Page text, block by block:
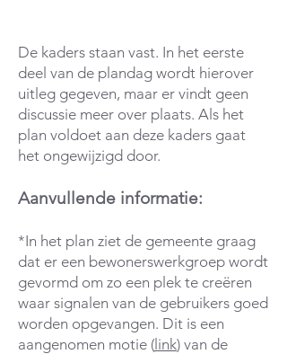
De kaders staan vast. In het eerste
deel van de plandag wordt hierover
uitleg gegeven, maar er vindt geen
discussie meer over plaats. Als het
plan voldoet aan deze kaders gaat
het ongewijzigd door.
Aanvullende informatie:
*In het plan ziet de gemeente graag
dat er een bewonerswerkgroep wordt
gevormd om zo een plek te creëren
waar signalen van de gebruikers goed
worden opgevangen. Dit is een
aangenomen motie ( link) van de